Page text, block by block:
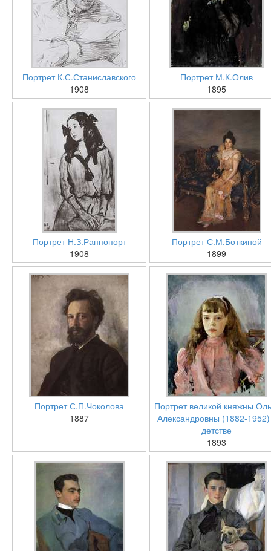
Портрет К.С.Станиславского
1908
Портрет М.К.Олив
1895
Портрет Н.З.Раппопорт
1908
Портрет С.М.Боткиной
1899
Портрет С.П.Чоколова
1887
Портрет великой княжны
Александровны (1882-1952)
детстве
1893